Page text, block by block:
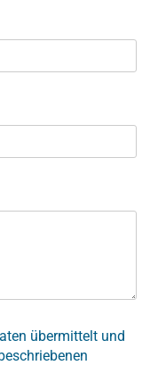
übermittelt und